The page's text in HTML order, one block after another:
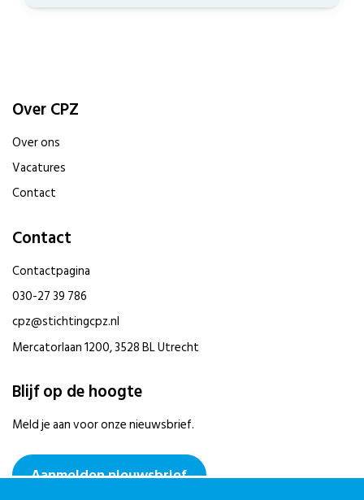
Over CPZ
Over ons
Vacatures
Contact
Contact
Contactpagina
030-27 39 786
cpz@stichtingcpz.nl
Mercatorlaan 1200, 3528 BL Utrecht
Blijf op de hoogte
Meld je aan voor onze nieuwsbrief.
Aanmelden nieuwsbrief